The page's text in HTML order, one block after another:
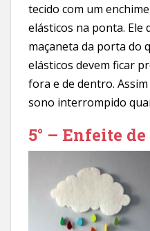
tecido com um
elásticos na ponta. Ele
maçaneta da porta do
elásticos devem ficar
fora e de dentro.
sono interrompido
5° – Enfeite